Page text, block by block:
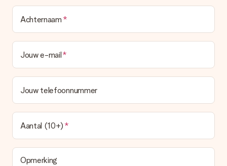
Achternaam
Jouw e-mail
Jouw telefoonnummer
Aantal (10+)
Opmerking